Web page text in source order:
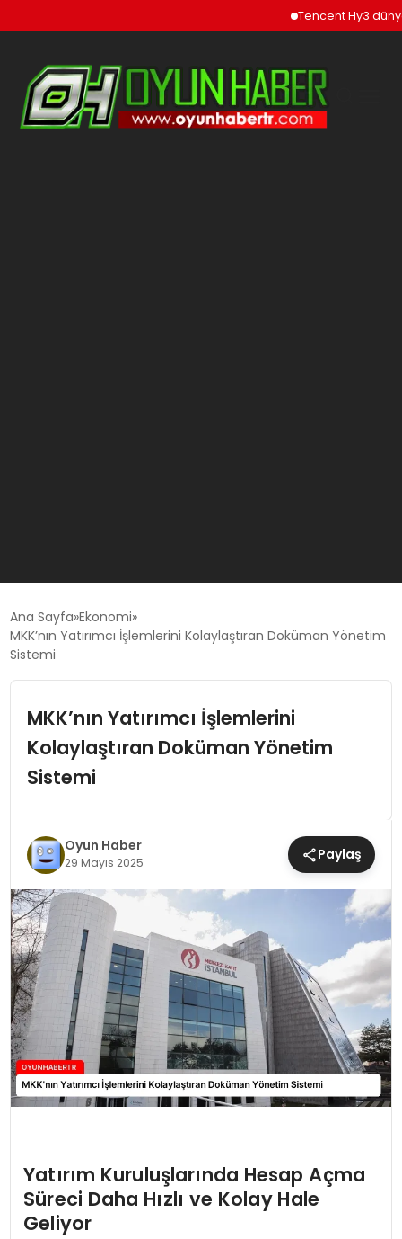
Tencent Hy3 dünya
GÜNCEL
OYUN HABERLERI
EKONOMI
EĞITIM
SAĞLIK
TEKNOLOJI
YAŞAM
Ana Sayfa Ekonomi
MKK’nın Yatırımcı İşlemlerini Kolaylaştıran Doküman Yönetim
Sistemi
MKK’nın Yatırımcı İşlemlerini
Kolaylaştıran Doküman Yönetim
Sistemi
Oyun Haber
29 Mayıs 2025 Paylaş
Yatırım Kuruluşlarında Hesap Açma
Süreci Daha Hızlı ve Kolay Hale
Geliyor